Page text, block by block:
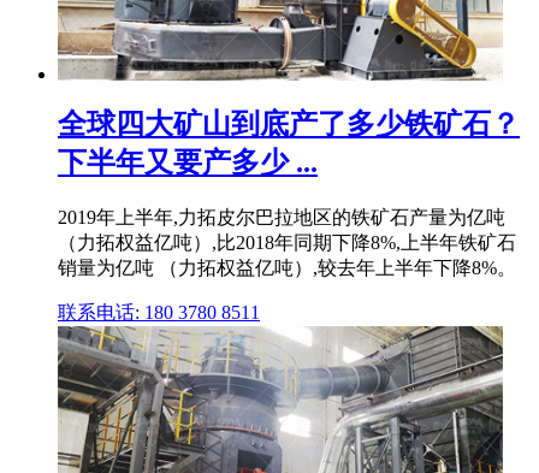
全球四大矿山到底产了多少铁矿石？
下半年又要产多少 ...
2019年上半年,力拓皮尔巴拉地区的铁矿石产量为亿吨
（力拓权益亿吨）,比2018年同期下降8%,上半年铁矿石
销量为亿吨 （力拓权益亿吨）,较去年上半年下降8%。
联系电话: 180 3780 8511